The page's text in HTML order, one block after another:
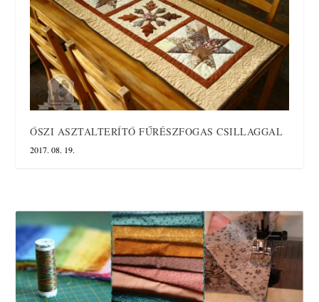
ŐSZI ASZTALTERÍTŐ FŰRÉSZFOGAS CSILLAGGAL
2017. 08. 19.